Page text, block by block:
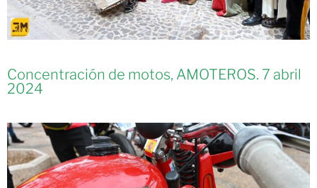
Concentración de motos, AMOTEROS. 7 abril
2024